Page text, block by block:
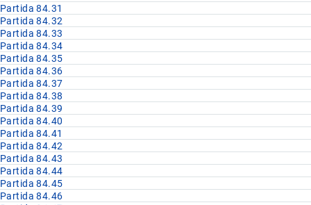
Partida 84.31
Partida 84.32
Partida 84.33
Partida 84.34
Partida 84.35
Partida 84.36
Partida 84.37
Partida 84.38
Partida 84.39
Partida 84.40
Partida 84.41
Partida 84.42
Partida 84.43
Partida 84.44
Partida 84.45
Partida 84.46